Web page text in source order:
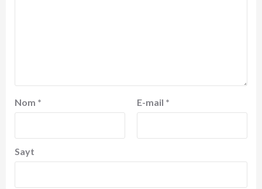
Nom * E-mail *
Sayt